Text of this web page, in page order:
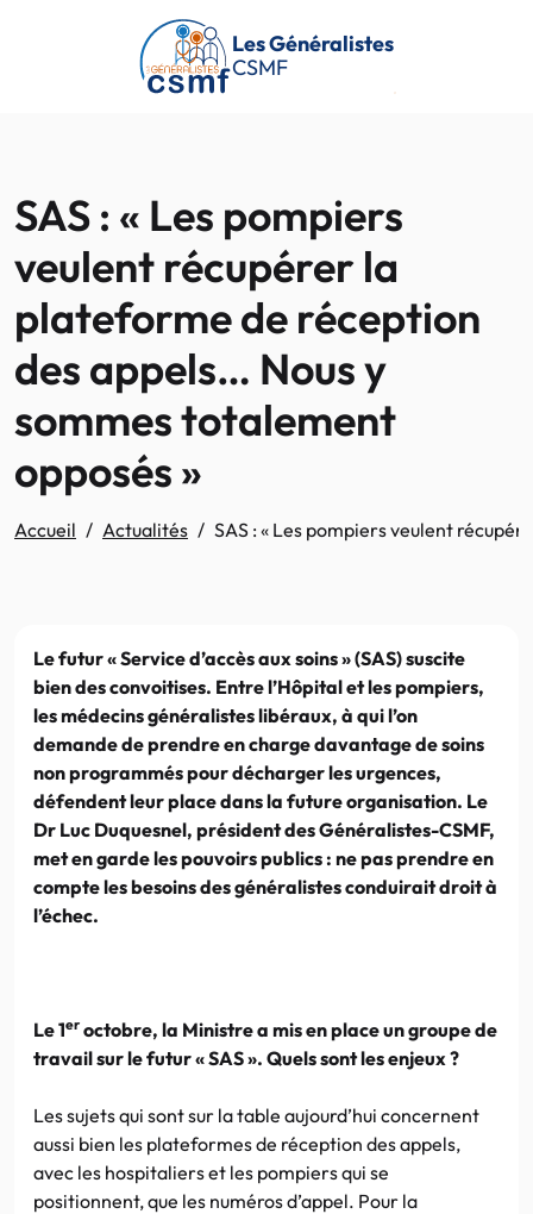
Passer au contenu principal
Les Généralistes
CSMF
SAS : « Les pompiers
veulent récupérer la
plateforme de réception
des appels… Nous y
sommes totalement
opposés »
Accueil Actualités SAS : « Les pompiers veulent
Le futur « Service d’accès aux soins » (SAS) suscite
bien des convoitises. Entre l’Hôpital et les pompiers,
les médecins généralistes libéraux, à qui l’on
demande de prendre en charge davantage de soins
non programmés pour décharger les urgences,
défendent leur place dans la future organisation. Le
Dr Luc Duquesnel, président des Généralistes-CSMF,
met en garde les pouvoirs publics : ne pas prendre en
compte les besoins des généralistes conduirait droit à
l’échec.
Le 1er octobre, la Ministre a mis en place un groupe de
travail sur le futur « SAS ». Quels sont les enjeux ?
Les sujets qui sont sur la table aujourd’hui concernent
aussi bien les plateformes de réception des appels,
avec les hospitaliers et les pompiers qui se
positionnent, que les numéros d’appel. Pour la